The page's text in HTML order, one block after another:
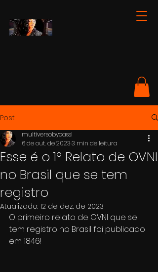
Post
Esse é o 1º Relato de OVNI
no Brasil que se tem
registro
multiversobycassi
6 de out. de 20233 min de leitura
Atualizado: 12 de dez. de 2023
O primeiro relato de OVNI que se
tem registro no Brasil foi publicado
em 1846!